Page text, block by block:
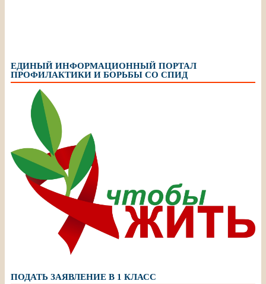
ЕДИНЫЙ ИНФОРМАЦИОННЫЙ ПОРТАЛ
ПРОФИЛАКТИКИ И БОРЬБЫ СО СПИД
ПОДАТЬ ЗАЯВЛЕНИЕ В 1 КЛАСС